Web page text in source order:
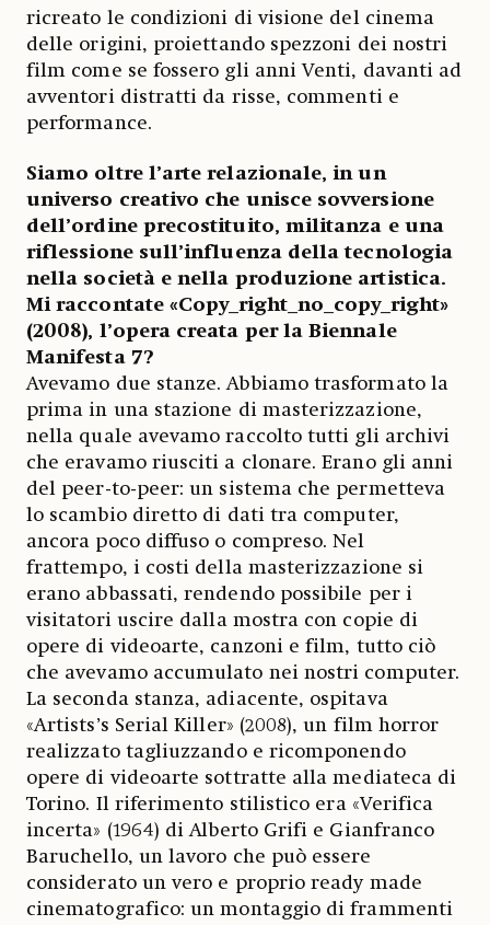
ricreato le condizioni di visione del cinema
delle origini, proiettando spezzoni dei nostri
film come se fossero gli anni Venti, davanti ad
avventori distratti da risse, commenti e
performance.
Siamo oltre l’arte relazionale, in un
universo creativo che unisce sovversione
dell’ordine precostituito, militanza e una
riflessione sull’influenza della tecnologia
nella società e nella produzione artistica.
Mi raccontate «Copy_right_no_copy_right»
(2008), l’opera creata per la Biennale
Manifesta 7?
Avevamo due stanze. Abbiamo trasformato la
prima in una stazione di masterizzazione,
nella quale avevamo raccolto tutti gli archivi
che eravamo riusciti a clonare. Erano gli anni
del peer-to-peer: un sistema che permetteva
lo scambio diretto di dati tra computer,
ancora poco diffuso o compreso. Nel
frattempo, i costi della masterizzazione si
erano abbassati, rendendo possibile per i
visitatori uscire dalla mostra con copie di
opere di videoarte, canzoni e film, tutto ciò
che avevamo accumulato nei nostri computer.
La seconda stanza, adiacente, ospitava
«Artists’s Serial Killer» (2008), un film horror
realizzato tagliuzzando e ricomponendo
opere di videoarte sottratte alla mediateca di
Torino. Il riferimento stilistico era «Verifica
incerta» (1964) di Alberto Grifi e Gianfranco
Baruchello, un lavoro che può essere
considerato un vero e proprio ready made
cinematografico: un montaggio di frammenti